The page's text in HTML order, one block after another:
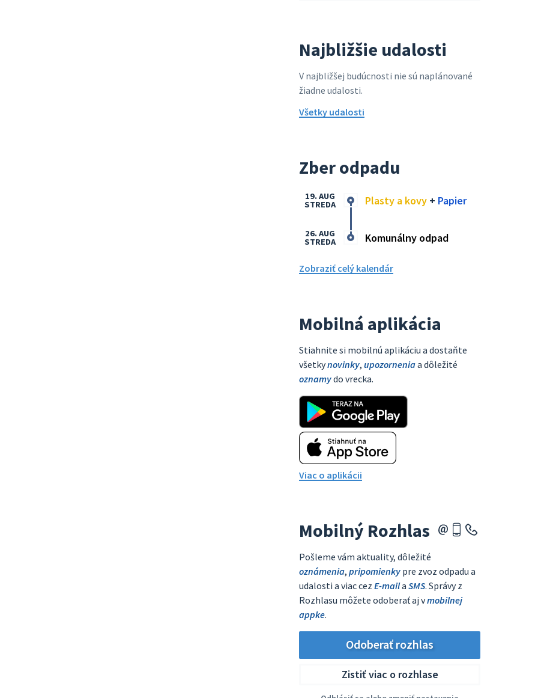
Najbližšie udalosti
V najbližšej budúcnosti nie sú naplánované
žiadne udalosti.
Všetky udalosti
Zber odpadu
Plasty a kovy + Papier
19. AUG
STREDA
Komunálny odpad
26. AUG
STREDA
Zobraziť celý kalendár
Mobilná aplikácia
Stiahnite si mobilnú aplikáciu a dostaňte
všetkynovinky, upozorneniaa dôležité
oznamydo vrecka.
Viac o aplikácii
Mobilný Rozhlas
Pošleme vám aktuality, dôležité
oznámenia, pripomienky pre zvoz odpadu a
udalosti a viac cez E-maila SMS. Správy z
Rozhlasu môžete odoberať aj vmobilnej
appke.
Odoberať rozhlas
Zistiť viac o rozhlase